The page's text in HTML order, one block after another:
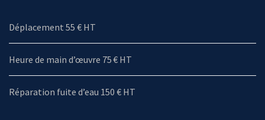
Déplacement 55 € HT
Heure de main d’œuvre 75 € HT
Réparation fuite d’eau 150 € HT